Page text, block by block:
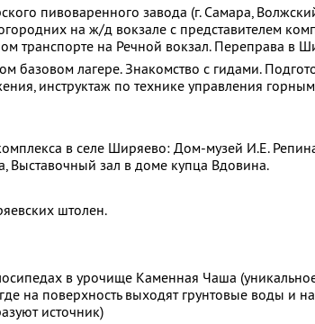
пивоваренного завода (г. Самара,
на ж/д вокзале с представителем
транспорте на Речной вокзал. Переправа в
базовом лагере. Знакомство с гидами.
инструктаж по технике управления горным
в селе Ширяево: Дом-музей И.Е.
Выставочный зал в доме купца Вдовина.
штолен.
в урочище Каменная Чаша
на поверхность выходят грунтовые воды и
источник)